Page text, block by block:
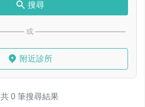
搜尋
或
附近診所
共 0 筆搜尋結果